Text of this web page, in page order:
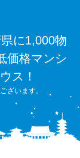
に1,000物
価格マンシ
ス！
ざいます。